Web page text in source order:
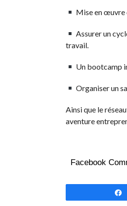
Mise en œuvre
Assurer un
travail.
Un bootcamp
Organiser un
Ainsi que le
aventure
Facebook